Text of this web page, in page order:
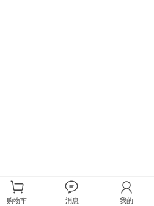
购物车 消息 我的